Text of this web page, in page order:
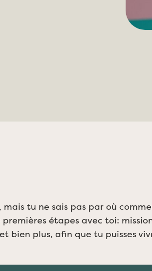
mais tu ne sais pas par où
étapes avec toi:
bien plus, afin que tu puisses